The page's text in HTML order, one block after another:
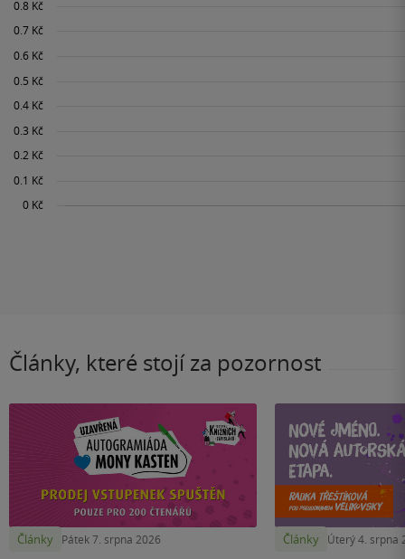
Články, které stojí za pozornost
Články Pátek 7. srpna 2026 Články Úterý 4. srpna